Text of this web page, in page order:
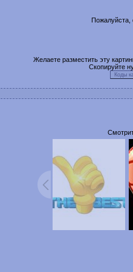
Пожалуйста,
Желаете разместить эту
Скопируйте